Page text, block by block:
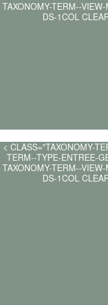
TAXONOMY-TERM--
DS-1COL
< CLASS="TAXONOMY-
TERM--TYPE-ENTREE-
TAXONOMY-TERM--
DS-1COL